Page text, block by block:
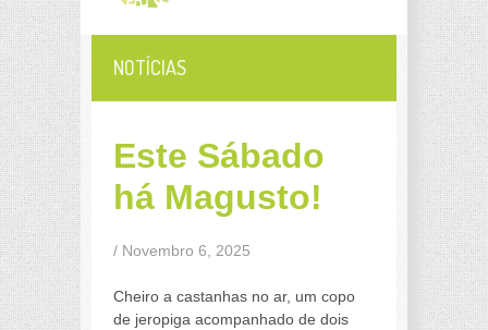
NOTÍCIAS
Este Sábado
há Magusto!
/ Novembro 6, 2025
Cheiro a castanhas no ar, um copo
de jeropiga acompanhado de dois